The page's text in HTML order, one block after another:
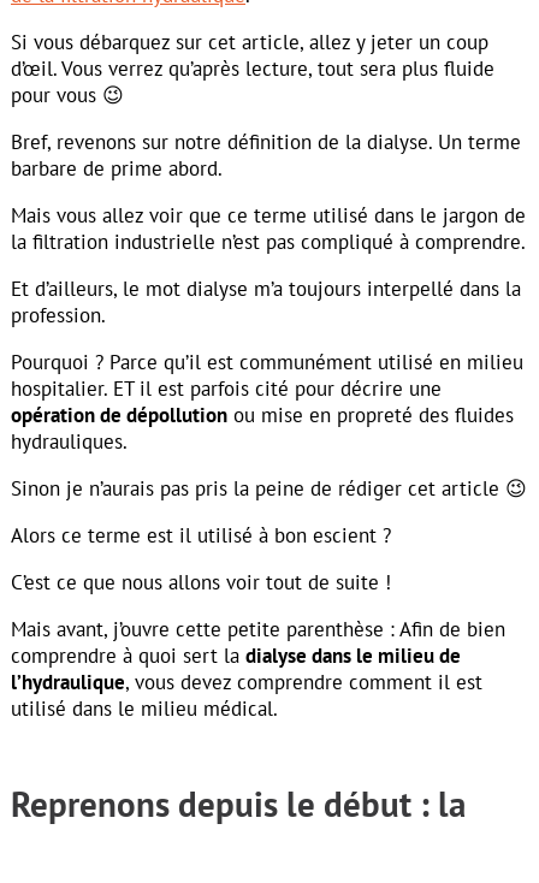
Si vous débarquez sur cet article, allez y jeter un coup
d’œil. Vous verrez qu’après lecture, tout sera plus fluide
pour vous 😉
Bref, revenons sur notre définition de la dialyse. Un terme
barbare de prime abord.
Mais vous allez voir que ce terme utilisé dans le jargon de
la filtration industrielle n’est pas compliqué à comprendre.
Et d’ailleurs, le mot dialyse m’a toujours interpellé dans la
profession.
Pourquoi ? Parce qu’il est communément utilisé en milieu
hospitalier. ET il est parfois cité pour décrire une
opération de dépollution ou mise en propreté des fluides
hydrauliques.
Sinon je n’aurais pas pris la peine de rédiger cet article 😉
Alors ce terme est il utilisé à bon escient ?
C’est ce que nous allons voir tout de suite !
Mais avant, j’ouvre cette petite parenthèse : Afin de bien
comprendre à quoi sert la dialyse dans le milieu de
l’hydraulique, vous devez comprendre comment il est
utilisé dans le milieu médical.
Reprenons depuis le début : la